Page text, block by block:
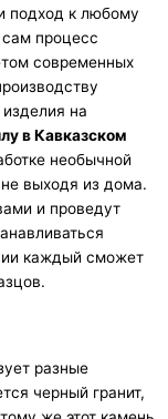
подход к любому
процесс
современных
на
в Кавказском
необычной
выходя из дома.
и проведут
каждый сможет
разные
черный гранит,